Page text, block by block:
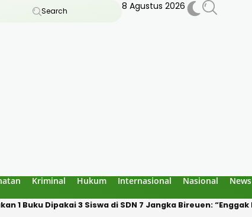
Search 8 Agustus 2026
Kriminal Hukum Internasional Nasional News
di Blang Panyang: Bukan Berasal dari Fasilitas Produksi